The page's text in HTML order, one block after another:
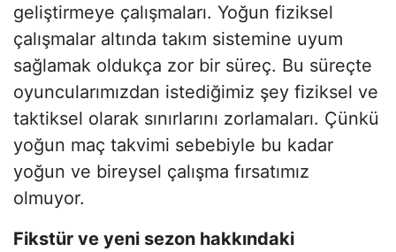
geliştirmeye çalışmaları. Yoğun fiziksel
çalışmalar altında takım sistemine uyum
sağlamak oldukça zor bir süreç. Bu süreçte
oyuncularımızdan istediğimiz şey fiziksel ve
taktiksel olarak sınırlarını zorlamaları. Çünkü
yoğun maç takvimi sebebiyle bu kadar
yoğun ve bireysel çalışma fırsatımız
olmuyor.
Fikstür ve yeni sezon hakkındaki